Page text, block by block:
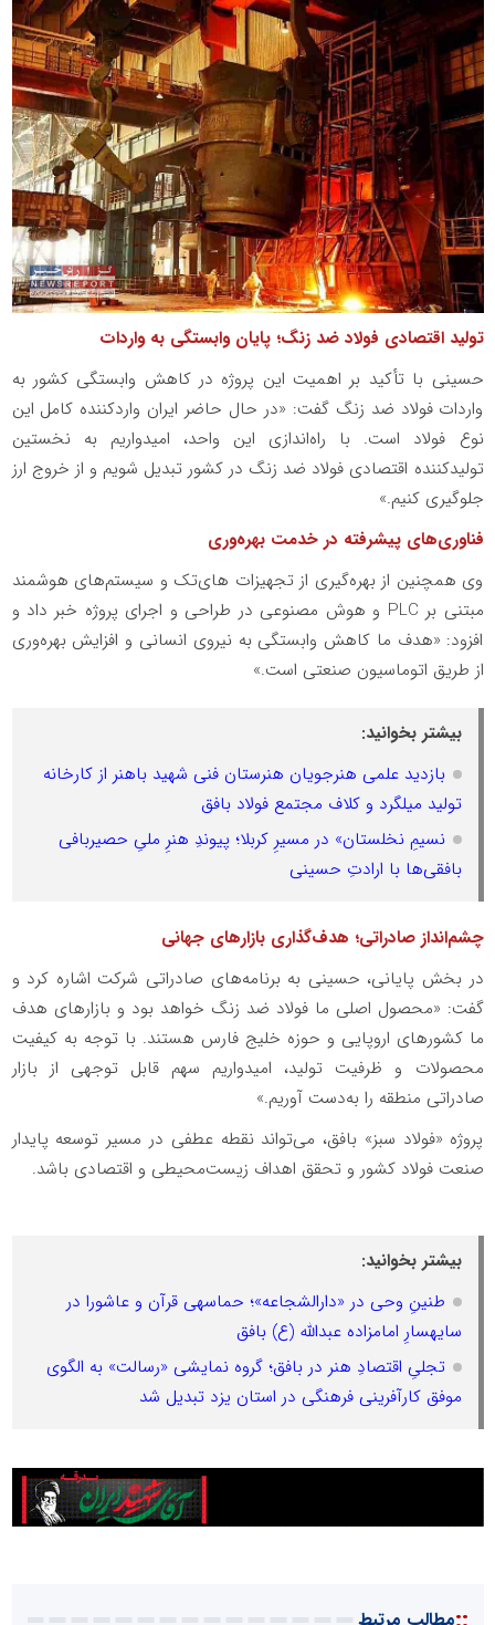
تولید اقتصادی فولاد ضد زنگ؛ پایان وابستگی به واردات
حسینی با تأکید بر اهمیت این پروژه در کاهش وابستگی کشور به
واردات فولاد ضد زنگ گفت: «در حال حاضر ایران واردکننده کامل این
نوع فولاد است. با راه‌اندازی این واحد، امیدواریم به نخستین
تولیدکننده اقتصادی فولاد ضد زنگ در کشور تبدیل شویم و از خروج ارز
جلوگیری کنیم.»
فناوری‌های پیشرفته در خدمت بهره‌وری
وی همچنین از بهره‌گیری از تجهیزات های‌تک و سیستم‌های هوشمند
مبتنی بر PLC و هوش مصنوعی در طراحی و اجرای پروژه خبر داد و
افزود: «هدف ما کاهش وابستگی به نیروی انسانی و افزایش بهره‌وری
از طریق اتوماسیون صنعتی است.»
بیشتر بخوانید:
بازدید علمی هنرجویان هنرستان فنی شهید باهنر از کارخانه
تولید میلگرد و کلاف مجتمع فولاد بافق
نسیمِ نخلستان» در مسیرِ کربلا؛ پیوندِ هنرِ ملیِ حصیربافی
بافقی‌ها با ارادتِ حسینی
چشم‌انداز صادراتی؛ هدف‌گذاری بازارهای جهانی
در بخش پایانی، حسینی به برنامه‌های صادراتی شرکت اشاره کرد و
گفت: «محصول اصلی ما فولاد ضد زنگ خواهد بود و بازارهای هدف
ما کشورهای اروپایی و حوزه خلیج فارس هستند. با توجه به کیفیت
محصولات و ظرفیت تولید، امیدواریم سهم قابل توجهی از بازار
صادراتی منطقه را به‌دست آوریم.»
پروژه «فولاد سبز» بافق، می‌تواند نقطه عطفی در مسیر توسعه پایدار
صنعت فولاد کشور و تحقق اهداف زیست‌محیطی و اقتصادی باشد.
بیشتر بخوانید:
طنینِ وحی در «دارالشجاعه»؛ حماسهی قرآن و عاشورا در
سایهسارِ امامزاده عبدالله (ع) بافق
تجلیِ اقتصادِ هنر در بافق؛ گروه نمایشی «رسالت» به الگوی
موفق کارآفرینی فرهنگی در استان یزد تبدیل شد